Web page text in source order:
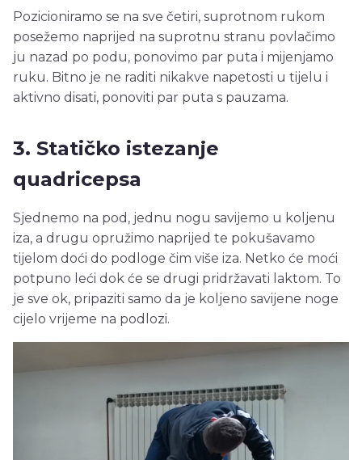
Pozicioniramo se na sve četiri, suprotnom rukom
posežemo naprijed na suprotnu stranu povlačimo
ju nazad po podu, ponovimo par puta i mijenjamo
ruku. Bitno je ne raditi nikakve napetosti u tijelu i
aktivno disati, ponoviti par puta s pauzama.
3. Statičko istezanje
quadricepsa
Sjednemo na pod, jednu nogu savijemo u koljenu
iza, a drugu opružimo naprijed te pokušavamo
tijelom doći do podloge čim više iza. Netko će moći
potpuno leći dok će se drugi pridržavati laktom. To
je sve ok, pripaziti samo da je koljeno savijene noge
cijelo vrijeme na podlozi.